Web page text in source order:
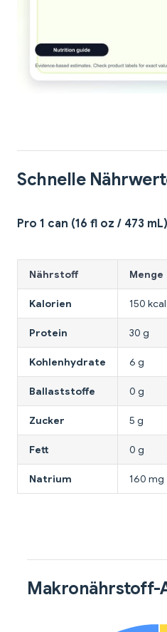
Schnelle
Pro 1 can (16 fl oz / 473 mL)
Nährstoff Menge
Kalorien 150 kcal
Protein 30 g
Kohlenhydrate 6 g
Ballaststoffe 0 g
Zucker 5 g
Fett 0 g
Natrium 160 mg
Makronährstoff-